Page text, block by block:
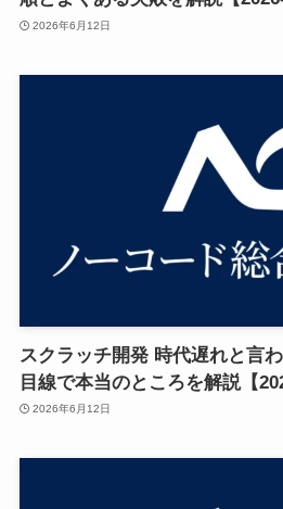
2026年6月12日
スクラッチ開発 時代遅れと言
目線で本当のところを解説【
2026年6月12日